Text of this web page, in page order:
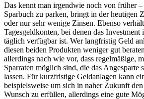
Das kennt man irgendwie noch von früher –
Sparbuch zu parken, bringt in der heutigen
oder nur sehr wenige Zinsen. Ebenso
Tagesgeldkonten, bei denen das
täglich verfügbar ist. Wer langfristig Geld
diesen beiden Produkten weniger gut
allerdings nach wie vor, dass regelmäßige,
Sparraten möglich sind, die das Angesparte
lassen. Für kurzfristige Geldanlagen kann
beispielsweise um sich in naher Zukunft
Wunsch zu erfüllen, allerdings eine gute